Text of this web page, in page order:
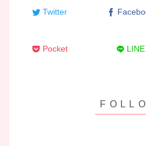
Twitter
Pocket LINE